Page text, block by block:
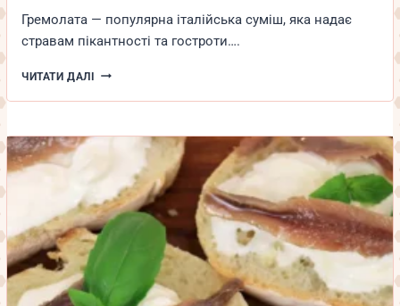
Гремолата — популярна італійська суміш, яка надає
стравам пікантності та гостроти….
ЧИТАТИ ДАЛІ ГРЕМОЛАТА